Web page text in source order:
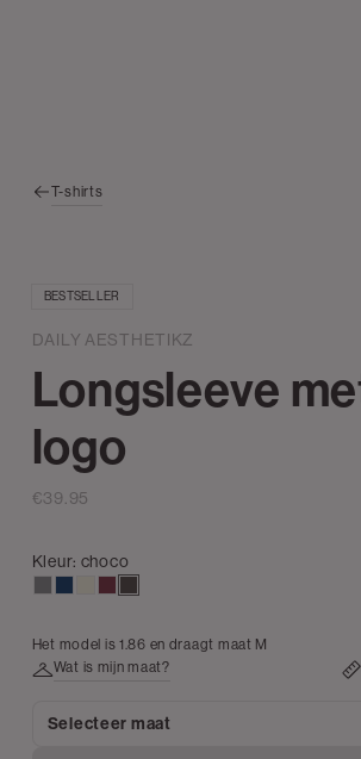
T-shirts
BESTSELLER
DAILY AESTHETIKZ
Longsleeve
logo
€39.95
Kleur: choco
white
Het model is 1.86 en draagt maat M
Wat is mijn maat?
Selecteer maat